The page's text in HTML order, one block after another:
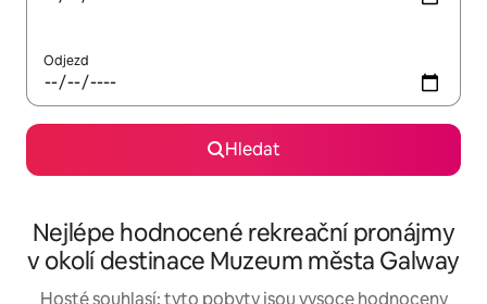
Odjezd
Hledat
Nejlépe hodnocené rekreační pronájmy
v okolí destinace Muzeum města Galway
Hosté souhlasí: tyto pobyty jsou vysoce hodnoceny